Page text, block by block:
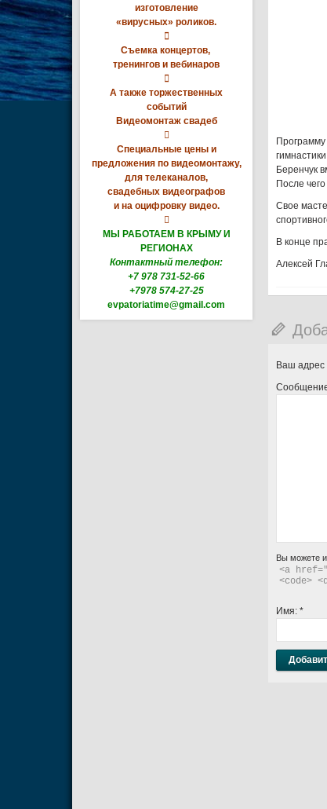
изготовление
«вирусных» роликов.

Съемка концертов,
тренингов и вебинаров

А также торжественных
событий
Видеомонтаж свадеб

Специальные цены и
предложения по видеомонтажу,
для телеканалов,
свадебных видеографов
и на оцифровку видео.

МЫ РАБОТАЕМ В КРЫМУ И
РЕГИОНАХ
Контактный телефон:
+7 978 731-52-66
+7978 574-27-25
evpatoriatime@gmail.com
Беренчук
После
Свое
В конце
Алексей
Ваш адрес
Вы можете
<a
<code>
Имя: *